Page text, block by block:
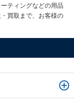
ティングなどの用品
買取まで、お客様の